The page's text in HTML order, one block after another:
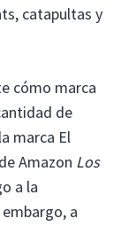
catapultas y
cómo marca
de
marca El
Amazon Los
a la
a